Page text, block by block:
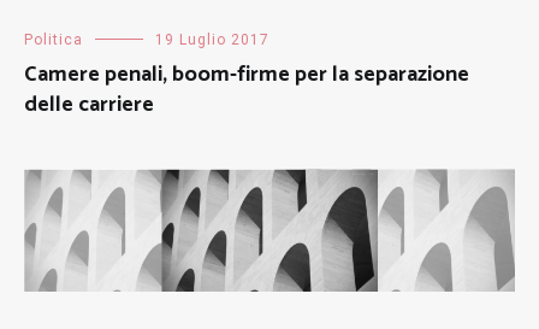
Politica 19 Luglio 2017
Camere penali, boom-firme per la separazione
delle carriere